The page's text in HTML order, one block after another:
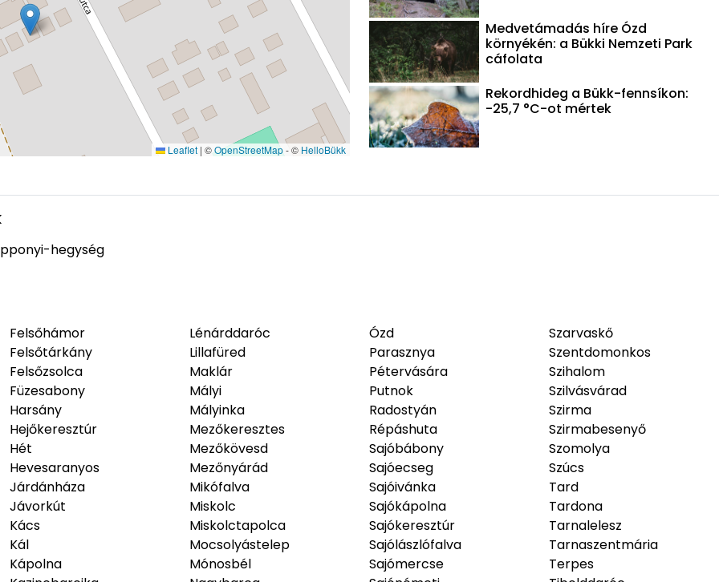
Leaflet | ©OpenStreetMap- © HelloBükk
Medvetámadás híre Ózd
környékén: a Bükki Nemzeti Park
cáfolata
Rekordhideg a Bükk-fennsíkon:
-25,7 °C-ot mértek
hegység
Felsőhámor
Felsőtárkány
Felsőzsolca
Füzesabony
Harsány
Hejőkeresztúr
Hét
Hevesaranyos
Járdánháza
Jávorkút
Kács
Kál
Kápolna
Lénárddaróc
Lillafüred
Maklár
Mályi
Mályinka
Mezőkeresztes
Mezőkövesd
Mezőnyárád
Mikófalva
Miskolc
Miskolctapolca
Mocsolyástelep
Mónosbél
Ózd
Parasznya
Pétervására
Putnok
Radostyán
Répáshuta
Sajóbábony
Sajóecseg
Sajóivánka
Sajókápolna
Sajókeresztúr
Sajólászlófalva
Sajómercse
Szarvaskő
Szentdomonkos
Szihalom
Szilvásvárad
Szirma
Szirmabesenyő
Szomolya
Szúcs
Tard
Tardona
Tarnalelesz
Tarnaszentmária
Terpes